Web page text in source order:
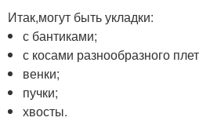
Итак,могут быть укладки:
с бантиками;
с косами разнообразного
венки;
пучки;
хвосты.